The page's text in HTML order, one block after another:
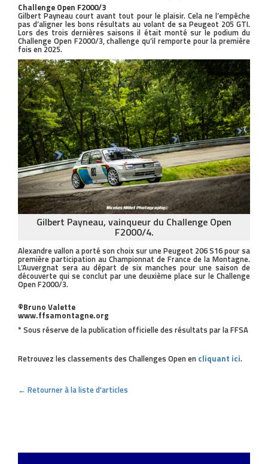
Challenge Open F2000/3
Gilbert Payneau court avant tout pour le plaisir. Cela ne l’empêche
pas d’aligner les bons résultats au volant de sa Peugeot 205 GTI.
Lors des trois dernières saisons il était monté sur le podium du
Challenge Open F2000/3, challenge qu’il remporte pour la première
fois en 2025.
Gilbert Payneau, vainqueur du Challenge Open
F2000/4.
Alexandre vallon a porté son choix sur une Peugeot 206 S16 pour sa
première participation au Championnat de France de la Montagne.
L’Auvergnat sera au départ de six manches pour une saison de
découverte qui se conclut par une deuxième place sur le Challenge
Open F2000/3.
©Bruno Valette
www.ffsamontagne.org
* Sous réserve de la publication officielle des résultats par la FFSA
Retrouvez les classements des Challenges Open en cliquant ici.
← Retourner à la liste d'articles